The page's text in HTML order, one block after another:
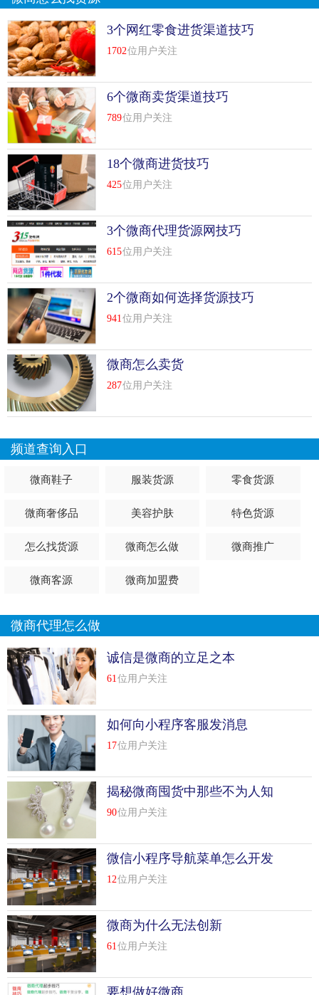
3个网红零食进货渠道技巧
1702位用户关注
6个微商卖货渠道技巧
789位用户关注
18个微商进货技巧
425位用户关注
3个微商代理货源网技巧
615位用户关注
2个微商如何选择货源技巧
941 位用户关注
微商怎么卖货
287位用户关注
频道查询入口
微商鞋子 服装货源 零食货源
微商奢侈品 美容护肤 特色货源
怎么找货源 微商怎么做 微商推广
微商客源 微商加盟费
微商代理怎么做
诚信是微商的立足之本
61 位用户关注
如何向小程序客服发消息
17位用户关注
揭秘微商囤货中那些不为人知
的事
90位用户关注
微信小程序导航菜单怎么开发
12位用户关注
微商为什么无法创新
61 位用户关注
要想做好微商